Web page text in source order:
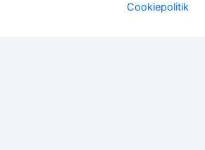
Cookiepolitik